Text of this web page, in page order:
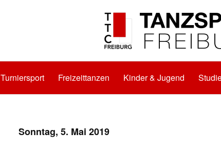
Turniersport Freizeittanzen Kinder & Jugend
Sonntag, 5. Mai 2019